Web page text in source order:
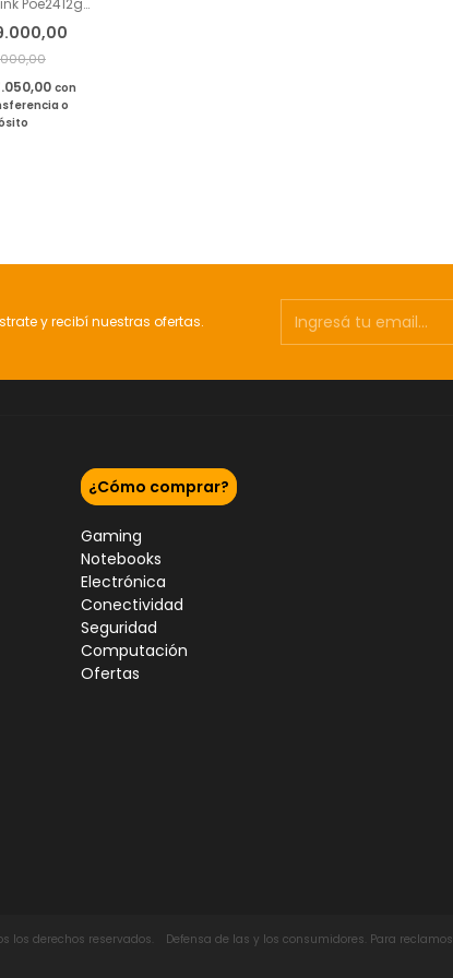
con
o
y recibí nuestras ofertas.
¿Cómo comprar?
Gaming
Notebooks
Electrónica
Conectividad
Seguridad
Computación
Ofertas
los derechos reservados. Defensa de las y los consumidores. Para reclamos